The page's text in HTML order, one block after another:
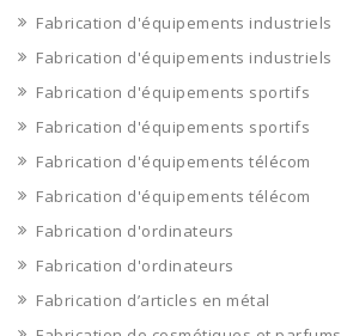
Fabrication d'équipements industriels
Fabrication d'équipements industriels
Fabrication d'équipements sportifs
Fabrication d'équipements sportifs
Fabrication d'équipements télécom
Fabrication d'équipements télécom
Fabrication d'ordinateurs
Fabrication d'ordinateurs
Fabrication d’articles en métal